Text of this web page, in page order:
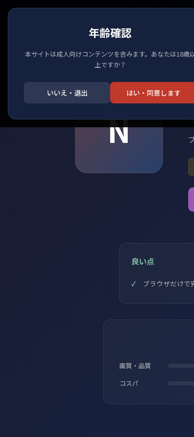
年齢確認
本サイトは成人向けコンテンツを含みます。あなたは18歳
上ですか？
いいえ・退出 はい・同意します
N
良い点
ブラウザだけで
画質・品質
コスパ